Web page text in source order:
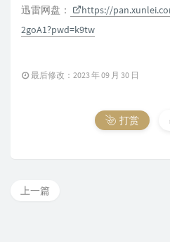
迅雷网盘：
https://
2goA1?pwd=k9tw
最后修改：2023 年 09 月 30 日
打赏
上一篇